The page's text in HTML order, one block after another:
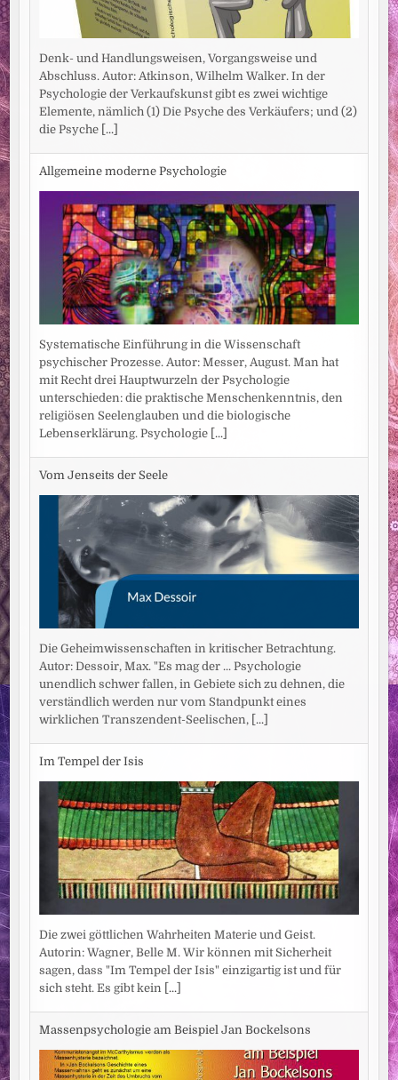
Denk- und Handlungsweisen, Vorgangsweise und
Abschluss. Autor: Atkinson, Wilhelm Walker. In der
Psychologie der Verkaufskunst gibt es zwei wichtige
Elemente, nämlich (1) Die Psyche des Verkäufers; und (2)
die Psyche [...]
Allgemeine moderne Psychologie
Systematische Einführung in die Wissenschaft
psychischer Prozesse. Autor: Messer, August. Man hat
mit Recht drei Hauptwurzeln der Psychologie
unterschieden: die praktische Menschenkenntnis, den
religiösen Seelenglauben und die biologische
Lebenserklärung. Psychologie [...]
Vom Jenseits der Seele
Die Geheimwissenschaften in kritischer Betrachtung.
Autor: Dessoir, Max. "Es mag der ... Psychologie
unendlich schwer fallen, in Gebiete sich zu dehnen, die
verständlich werden nur vom Standpunkt eines
wirklichen Transzendent-Seelischen,
[...]
Im Tempel der Isis
Die zwei göttlichen Wahrheiten Materie und Geist.
Autorin: Wagner, Belle M. Wir können mit Sicherheit
sagen, dass "Im Tempel der Isis" einzigartig ist und für
sich steht. Es gibt kein
[...]
Massenpsychologie am Beispiel Jan Bockelsons